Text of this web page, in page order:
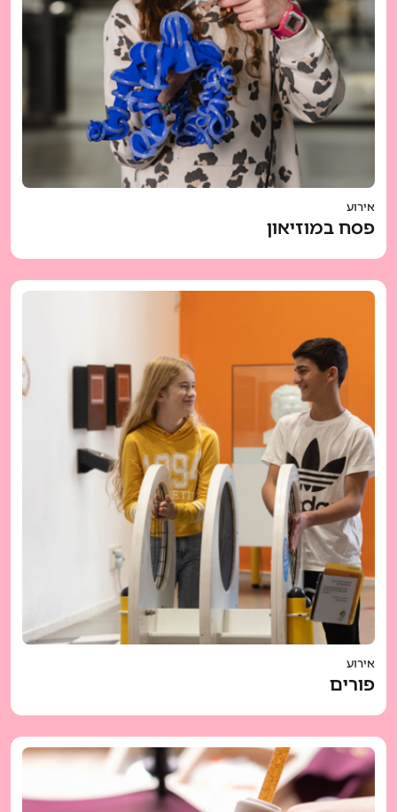
אירוע
פסח במוזיאון
אירוע
פורים